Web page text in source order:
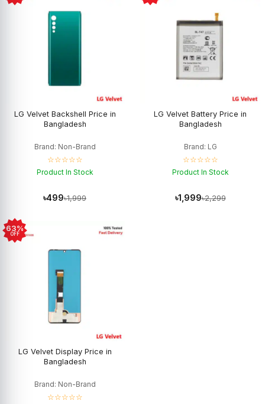
LG Velvet Backshell Price in
Bangladesh
Brand: Non-Brand
☆☆☆☆☆
Product In Stock
৳499৳1,999
LG Velvet Battery Price in
Bangladesh
Brand: LG
☆☆☆☆☆
Product In Stock
৳1,999৳2,299
63%
OFF
LG Velvet Display Price in
Bangladesh
Brand: Non-Brand
☆☆☆☆☆